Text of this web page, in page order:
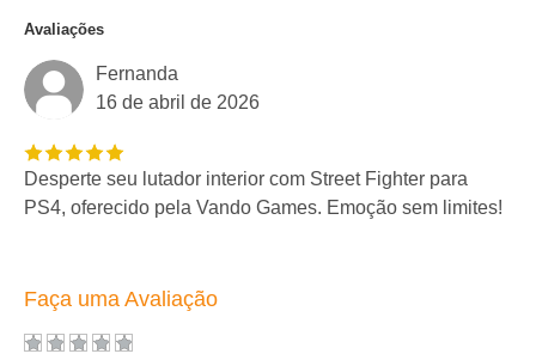
Avaliações
Fernanda
16 de abril de 2026
Desperte seu lutador interior com Street Fighter para
PS4, oferecido pela Vando Games. Emoção sem limites!
Faça uma Avaliação